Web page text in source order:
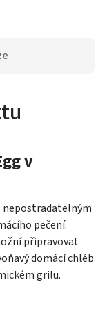
v
nepostradatelným
pečení.
připravovat
domácí chléb
grilu.